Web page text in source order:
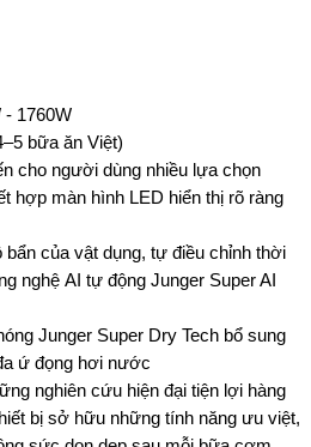
- 1760W
bữa ăn Việt)
cho người dùng nhiều lựa chọn
hợp màn hình LED hiển thị rõ ràng
bẩn của vật dụng, tự điều chỉnh thời
nghệ AI tự động Junger Super AI
Junger Super Dry Tech bổ sung
ứ đọng hơi nước
nghiên cứu hiện đại tiện lợi hàng
bị sở hữu những tính năng ưu việt,